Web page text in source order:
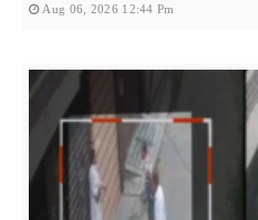
Aug 06, 2026 12:44 Pm